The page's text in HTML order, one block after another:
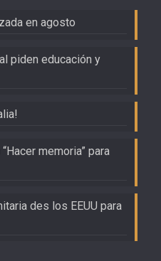
en agosto
piden educación y
memoria” para
des los EEUU para